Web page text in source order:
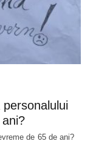
de 65 de ani?